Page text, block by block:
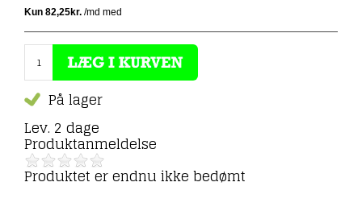
På lager
Lev. 2 dage
Produktanmeldelse
Produktet er endnu ikke bedømt